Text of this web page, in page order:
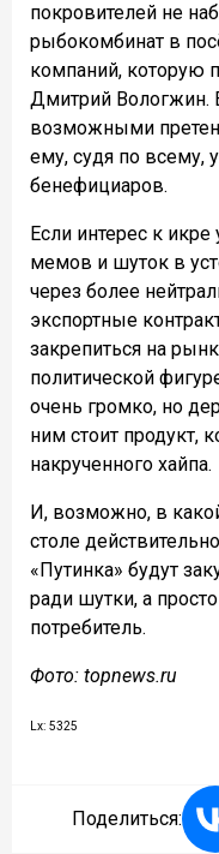
покровителей не
рыбокомбинат в
компаний, которую
Дмитрий Вологжин.
возможными
ему, судя по всему,
бенефициаров.
Если интерес к икре
мемов и шуток в
через более
экспортные
закрепиться на
политической
очень громко, но
ним стоит продукт,
накрученного хайпа.
И, возможно, в
столе
«Путинка» будут
ради шутки, а
потребитель.
Фото: topnews.ru
Lx: 5325
Поделиться: